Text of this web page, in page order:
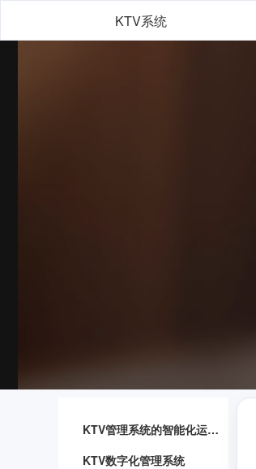
KTV系统
KTV管理系统的智能化运用与优势
KTV数字化管理系统